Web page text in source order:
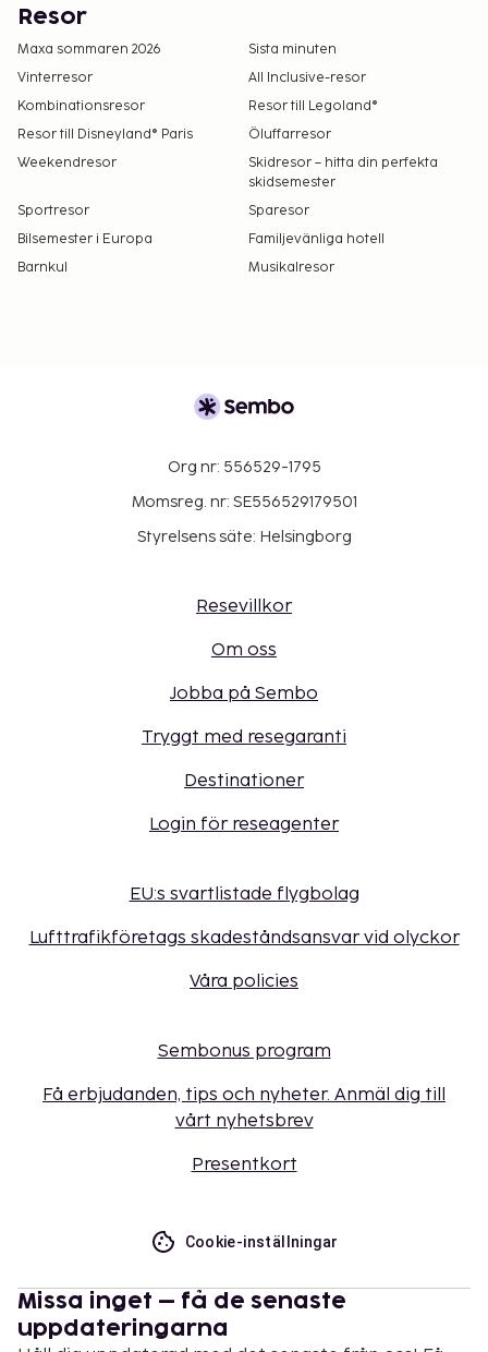
Resor
Maxa sommaren 2026
Sista minuten
Vinterresor
All Inclusive-resor
Kombinationsresor
Resor till Legoland®
Resor till Disneyland® Paris
Öluffarresor
Weekendresor
Skidresor – hitta din perfekta
skidsemester
Sportresor
Sparesor
Bilsemester i Europa
Familjevänliga hotell
Barnkul
Musikalresor
Org nr: 556529-1795
Momsreg. nr: SE556529179501
Styrelsens säte: Helsingborg
Resevillkor
Om oss
Jobba på Sembo
Tryggt med resegaranti
Destinationer
Login för reseagenter
EU:s svartlistade flygbolag
Lufttrafikföretags skadeståndsansvar vid olyckor
Våra policies
Sembonus program
Få erbjudanden, tips och nyheter. Anmäl dig till
vårt nyhetsbrev
Presentkort
Cookie-inställningar
Missa inget – få de senaste
uppdateringarna